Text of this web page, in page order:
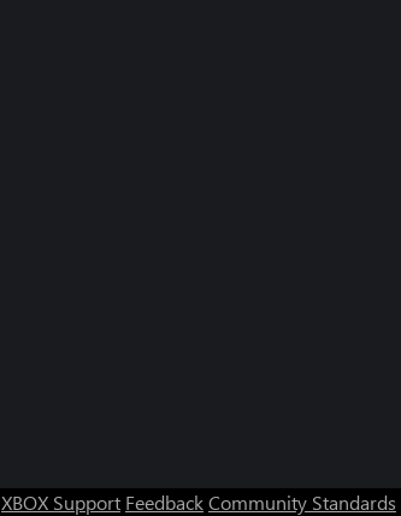
XBOX Support FeedbackCommunity Standards